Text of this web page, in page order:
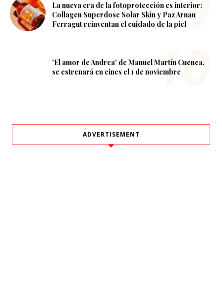
La nueva era de la fotoprotección es interior:
Collagen Superdose Solar Skin y Paz Arnau
Ferragut reinventan el cuidado de la piel
'El amor de Andrea' de Manuel Martín Cuenca,
se estrenará en cines el 1 de noviembre
ADVERTISEMENT